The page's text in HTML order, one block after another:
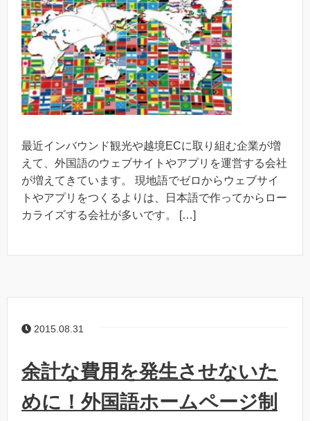
最近インバウンド観光や越境ECに取り組む企業が増
えて、外国語のウェブサイトやアプリを運営する会社
が増えてきています。 現地語でゼロからウェブサイ
トやアプリをつくるよりは、日本語で作ってからロー
カライズする会社が多いです。 […]
2015.08.31
余計な費用を発生させないた
めに！外国語ホームページ制